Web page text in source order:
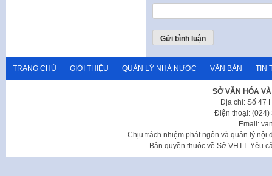
TRANG CHỦ GIỚI THIỆU QUẢN LÝ NHÀ NƯỚC VĂN BẢN TIN
SỞ VĂN HÓA
Địa chỉ: Số 47
Điện thoại: (024)
Email:
Chịu trách nhiệm phát ngôn và quản lý nội
Bản quyền thuộc về Sở VHTT. Yêu